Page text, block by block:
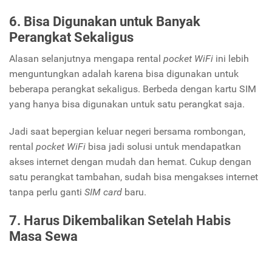
6. Bisa Digunakan untuk Banyak
Perangkat Sekaligus
Alasan selanjutnya mengapa rental pocket WiFi ini lebih
menguntungkan adalah karena bisa digunakan untuk
beberapa perangkat sekaligus. Berbeda dengan kartu SIM
yang hanya bisa digunakan untuk satu perangkat saja.
Jadi saat bepergian keluar negeri bersama rombongan,
rental pocket WiFi bisa jadi solusi untuk mendapatkan
akses internet dengan mudah dan hemat. Cukup dengan
satu perangkat tambahan, sudah bisa mengakses internet
tanpa perlu ganti SIM card baru.
7. Harus Dikembalikan Setelah Habis
Masa Sewa